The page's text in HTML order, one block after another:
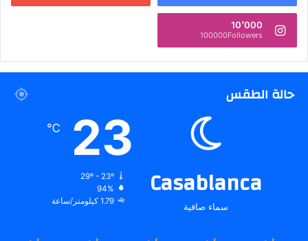
10٬000
100000Followers
حالة الطقس
Casablanca
سماء صافية
23
℃
29º - 23º
94%
1.79 كيلومتر/ساعة